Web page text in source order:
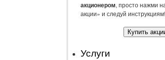
акционером, просто нажми
акции» и следуй инструкциям!
Купить
Услуги